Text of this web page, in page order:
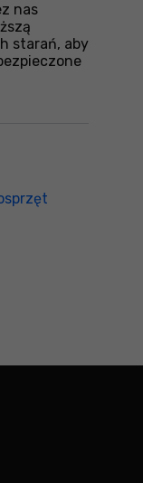
nas
starań, aby